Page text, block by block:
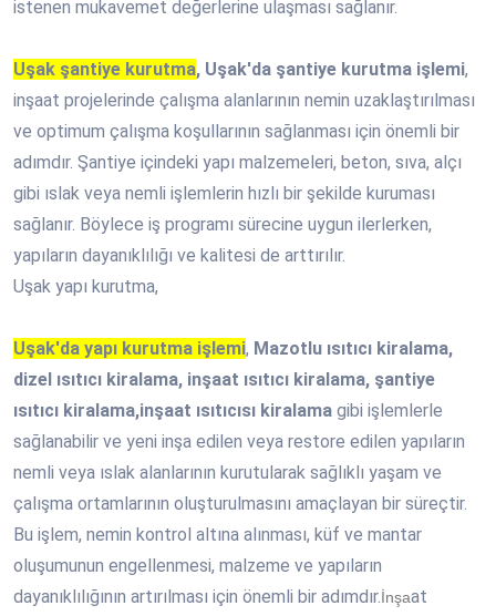
istenen mukavemet değerlerine ulaşması sağlanır.
Uşak şantiye kurutma, Uşak'da şantiye kurutma işlemi,
inşaat projelerinde çalışma alanlarının nemin uzaklaştırılması
ve optimum çalışma koşullarının sağlanması için önemli bir
adımdır. Şantiye içindeki yapı malzemeleri, beton, sıva, alçı
gibi ıslak veya nemli işlemlerin hızlı bir şekilde kuruması
sağlanır. Böylece iş programı sürecine uygun ilerlerken,
yapıların dayanıklılığı ve kalitesi de arttırılır.
Uşak yapı kurutma,
Uşak'da yapı kurutma işlemi, Mazotlu ısıtıcı kiralama,
dizel ısıtıcı kiralama, inşaat ısıtıcı kiralama, şantiye
ısıtıcı kiralama,inşaat ısıtıcısı kiralama gibi işlemlerle
sağlanabilir ve yeni inşa edilen veya restore edilen yapıların
nemli veya ıslak alanlarının kurutularak sağlıklı yaşam ve
çalışma ortamlarının oluşturulmasını amaçlayan bir süreçtir.
Bu işlem, nemin kontrol altına alınması, küf ve mantar
oluşumunun engellenmesi, malzeme ve yapıların
dayanıklılığının artırılması için önemli bir adımdır.İnşaat